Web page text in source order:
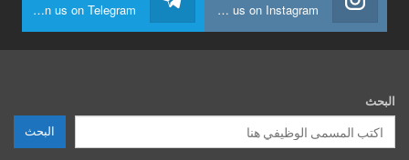
Join us on Instagram
Join us on Telegram
البحث
البحث